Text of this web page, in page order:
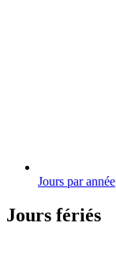
Jours par année
Jours fériés